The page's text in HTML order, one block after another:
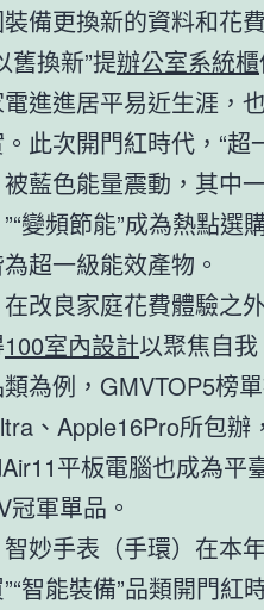
備更換新的資料和花
舊換新”提辦公室系統櫃
進進居平易近生涯，
此次開門紅時代，“
藍色能量震動，其中
變頻節能”成為熱點
超一級能效產物。
在改良家庭花費體驗之
100室內設計以聚焦自
為例，GMVTOP5榜
、Apple16Pro所包辦
平板電腦也成為平
冠軍單品。
智妙手表（手環）在本
智能裝備”品類開門